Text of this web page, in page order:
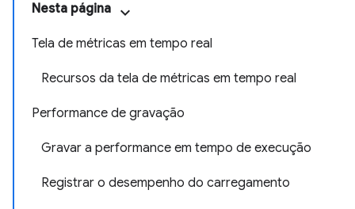
Nesta página
Tela de métricas em tempo real
Recursos da tela de métricas em tempo real
Performance de gravação
Gravar a performance em tempo de execução
Registrar o desempenho do carregamento